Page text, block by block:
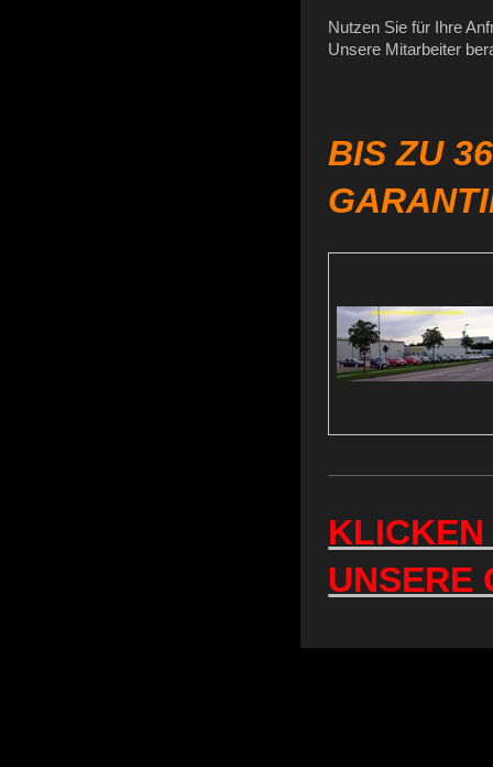
Nutzen Sie für Ihre
Unsere Mitarbeiter
BIS ZU
KLICKEN
UNSERE